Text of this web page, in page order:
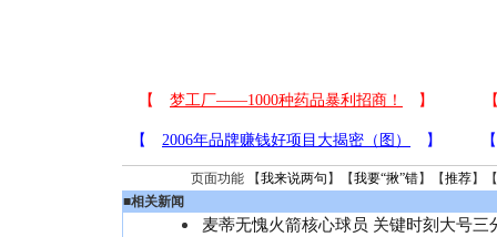
页面功能 【我来说两句 】【我要“揪”错】【推荐】
■相关新闻
麦蒂无愧火箭核心球员 关键时刻大号三